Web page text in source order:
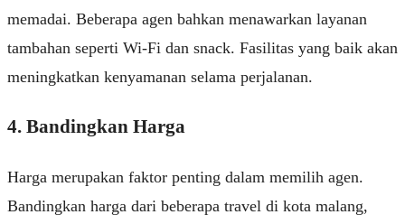
memadai. Beberapa agen bahkan menawarkan layanan
tambahan seperti Wi-Fi dan snack. Fasilitas yang baik akan
meningkatkan kenyamanan selama perjalanan.
4. Bandingkan Harga
Harga merupakan faktor penting dalam memilih agen.
Bandingkan harga dari beberapa travel di kota malang,